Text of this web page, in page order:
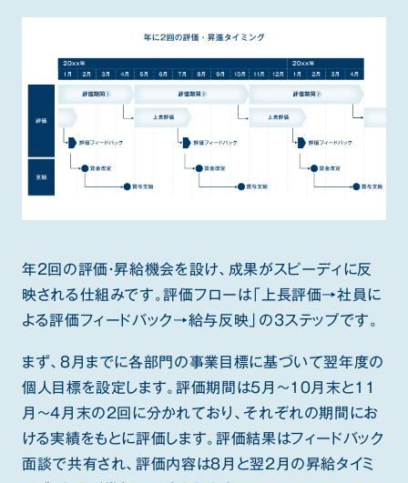
年2回の評価・昇給機会を設け、成果がスピーディに反
映される仕組みです。評価フローは「上長評価→社員に
よる評価フィードバック→給与反映」の3ステップです。
まず、8月までに各部門の事業目標に基づいて翌年度の
個人目標を設定します。評価期間は5月〜10月末と11
月〜4月末の2回に分かれており、それぞれの期間にお
ける実績をもとに評価します。評価結果はフィードバック
面談で共有され、評価内容は8月と翌2月の昇給タイミ